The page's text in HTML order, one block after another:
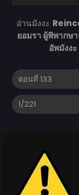
อ่านมังงะ
ยอมรา ผู้พิพากษ
อัพมังง